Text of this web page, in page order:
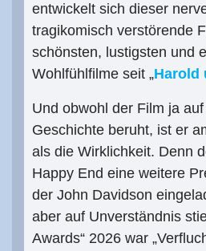
entwickelt sich dieser
tragikomisch verstörende
schönsten, lustigsten und
Wohlfühlfilme seit „Harold
Und obwohl der Film ja
Geschichte beruht, ist er
als die Wirklichkeit. Denn
Happy End eine weitere
der John Davidson
aber auf Unverständnis
Awards“ 2026 war